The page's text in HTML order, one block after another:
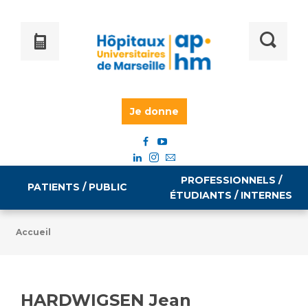
Je donne
PATIENTS / PUBLIC
PROFESSIONNELS /
ÉTUDIANTS / INTERNES
Emploi / formation
Accueil
HARDWIGSEN Jean